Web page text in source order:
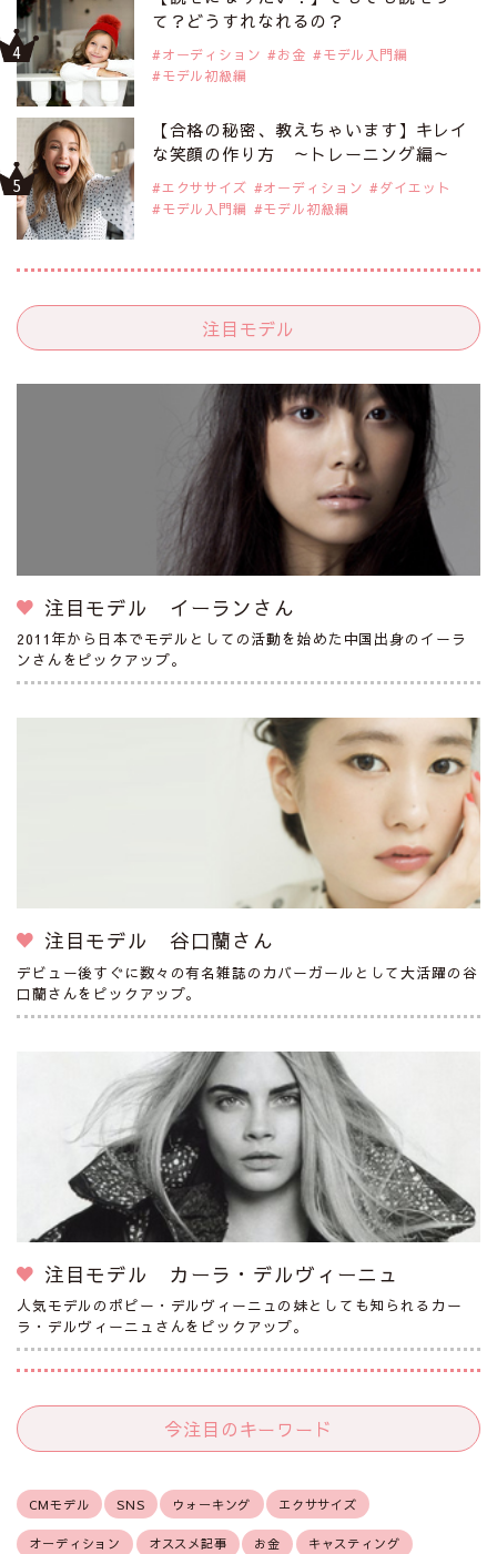
て？どうすれなれるの？
オーディション お金
モデル入門編
モデル初級編
【合格の秘密、教えちゃいます】キレイ
な笑顔の作り方 ～トレーニング編～
エクササイズ オーディション
ダイエット
モデル入門編
モデル初級編
注目モデル
注目モデル イーランさん
2011年から日本でモデルとしての活動を始めた中国出身のイーラ
ンさんをピックアップ。
注目モデル 谷口蘭さん
デビュー後すぐに数々の有名雑誌のカバーガールとして大活躍の谷
口蘭さんをピックアップ。
注目モデル カーラ・デルヴィーニュ
人気モデルのポピー・デルヴィーニュの妹としても知られるカー
ラ・デルヴィーニュさんをピックアップ。
今注目のキーワード
CMモデル SNS ウォーキング エクササイズ
オーディション オススメ記事 お金 キャスティング